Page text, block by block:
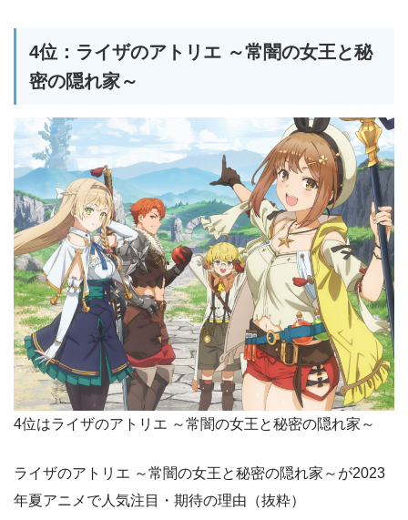
4位：ライザのアトリエ ～常闇の女王と秘
密の隠れ家～
4位はライザのアトリエ ～常闇の女王と秘密の隠れ家～
ライザのアトリエ ～常闇の女王と秘密の隠れ家～が2023
年夏アニメで人気注目・期待の理由（抜粋）